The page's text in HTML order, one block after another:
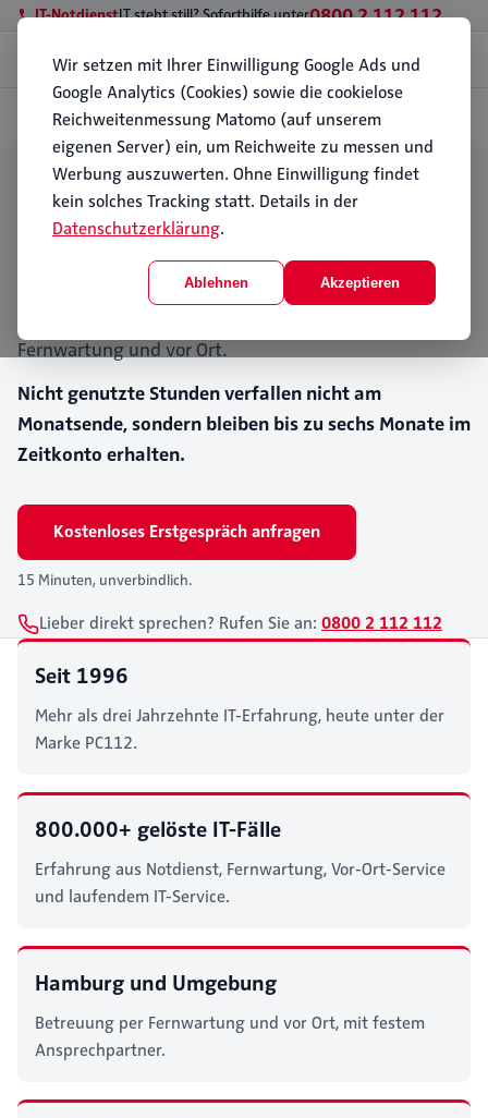
IT-NotdienstIT steht still? Soforthilfe unter0800 2 112 112
Menü
Wartung und Softwarepflege
IT-Wartungsvertrag für
Unternehmen in Hamburg
Updates, Sicherheits-Patches und Support für
Unternehmen in Hamburg und Umgebung: vertraglich
Fernwartung und vor Ort.
Nicht genutzte Stunden verfallen nicht am
Monatsende, sondern bleiben bis zu sechs Monate im
Zeitkonto erhalten.
Kostenloses Erstgespräch anfragen
15 Minuten, unverbindlich.
Lieber direkt sprechen? Rufen Sie an: 0800 2 112 112
Seit 1996
Mehr als drei Jahrzehnte IT-Erfahrung, heute unter der
Marke PC112.
800.000+ gelöste IT-Fälle
Erfahrung aus Notdienst, Fernwartung, Vor-Ort-Service
und laufendem IT-Service.
Hamburg und Umgebung
Betreuung per Fernwartung und vor Ort, mit festem
Ansprechpartner.
Wir setzen mit Ihrer Einwilligung Google Ads und
Google Analytics (Cookies) sowie die cookielose
Reichweitenmessung Matomo (auf unserem
eigenen Server) ein, um Reichweite zu messen und
Werbung auszuwerten. Ohne Einwilligung findet
kein solches Tracking statt. Details in der
Datenschutzerklärung.
Ablehnen Akzeptieren